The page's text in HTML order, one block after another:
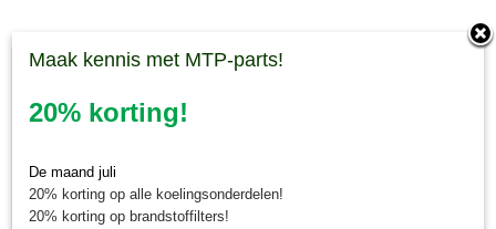
Maak kennis met MTP-parts!
20% korting!
De maand juli
20% korting op alle koelingsonderdelen!
20% korting op brandstoffilters!